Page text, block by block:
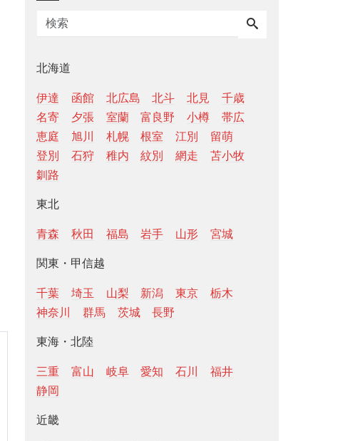
北海道
伊達 函館 北広島 北斗 北見
千歳
名寄
夕張 室蘭 富良野 小樽
帯広
恵庭
旭川 札幌 根室 江別
留萌
登別
石狩 稚内 紋別 網走
苫小牧
釧路
東北
青森 秋田 福島 岩手 山形 宮城
関東・甲信越
千葉 埼玉 山梨 新潟 東京
栃木
神奈川
群馬 茨城 長野
東海・北陸
三重 富山 岐阜 愛知 石川
福井
静岡
近畿